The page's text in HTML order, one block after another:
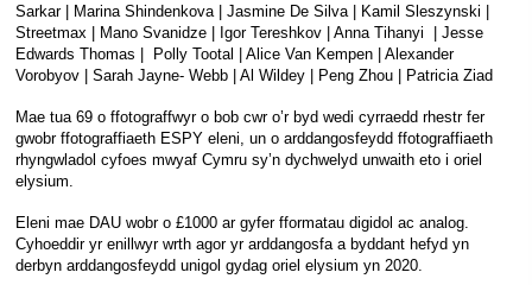
Sarkar | Marina Shindenkova | Jasmine De Silva | Kamil Sleszynski |
Streetmax | Mano Svanidze | Igor Tereshkov | Anna Tihanyi | Jesse
Edwards Thomas | Polly Tootal | Alice Van Kempen | Alexander
Vorobyov | Sarah Jayne- Webb | Al Wildey | Peng Zhou | Patricia Ziad
Mae tua 69 o ffotograffwyr o bob cwr o’r byd wedi cyrraedd rhestr fer
gwobr ffotograffiaeth ESPY eleni, un o arddangosfeydd ffotograffiaeth
rhyngwladol cyfoes mwyaf Cymru sy’n dychwelyd unwaith eto i oriel
elysium.
Eleni mae DAU wobr o £1000 ar gyfer fformatau digidol ac analog.
Cyhoeddir yr enillwyr wrth agor yr arddangosfa a byddant hefyd yn
derbyn arddangosfeydd unigol gydag oriel elysium yn 2020.